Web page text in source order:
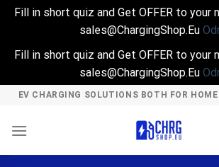
Fill in short quiz and Get OFFER to your
sales@ChargingShop.Eu
Fill in short quiz and Get OFFER to your
sales@ChargingShop.Eu
Skip
content
EV CHARGING SOLUTIONS BOTH FOR